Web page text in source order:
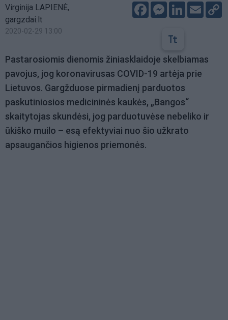
Virginija LAPIENĖ,
gargzdai.lt
2020-02-29 13:00
FacebookMessenger
LinkedIn
Email
Pastarosiomis dienomis žiniasklaidoje skelbiamas
pavojus, jog koronavirusas COVID-19 artėja prie
Lietuvos. Gargžduose pirmadienį parduotos
paskutiniosios medicininės kaukės, „Bangos“
skaitytojas skundėsi, jog parduotuvėse nebeliko ir
ūkiško muilo – esą efektyviai nuo šio užkrato
apsaugančios higienos priemonės.